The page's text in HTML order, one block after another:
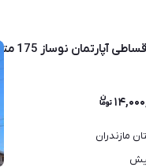
آپارتمان نوساز 175 متری
مازندران